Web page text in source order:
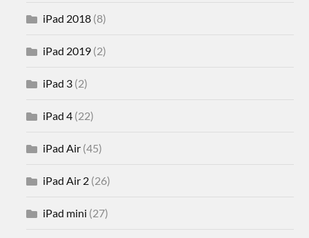
iPad 2018 (8)
iPad 2019 (2)
iPad 3 (2)
iPad 4 (22)
iPad Air (45)
iPad Air 2 (26)
iPad mini (27)